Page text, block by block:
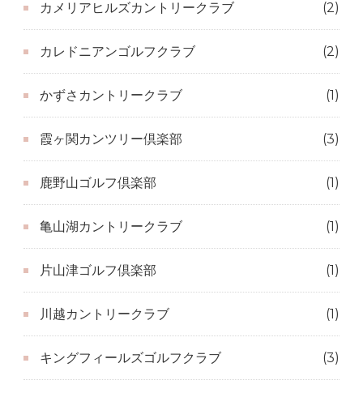
カメリアヒルズカントリークラブ (2)
カレドニアンゴルフクラブ (2)
かずさカントリークラブ (1)
霞ヶ関カンツリー倶楽部 (3)
鹿野山ゴルフ倶楽部 (1)
亀山湖カントリークラブ (1)
片山津ゴルフ倶楽部 (1)
川越カントリークラブ (1)
キングフィールズゴルフクラブ (3)